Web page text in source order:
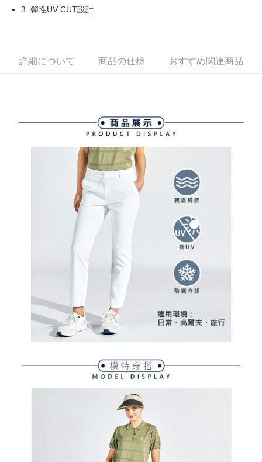
説明
的に OP Pay Later の取引プロセスに移行し、携帯番号を確認後、分割払
発生した場合は、システムの評価基準に達していないことを意味し、評価
内容についての説明はいたしかねます。
1. 分割払いの金額は電信請求書に統合されず、「OP Pay Later」は毎月の
締め日後に支払いリマインダーのSMSを送信します。
2. SMSのリンクを通じて請求書を開いた後、「コンビニバーコード／台湾
大直営店舗／銀行振込／街口支払い／iPASS MONEY」などのチャネルで
支払いを選択できます。
1. 本サービスは「台湾大哥大株式会社」（以下「当社」といいます）によ
って提供され、ユーザーが取引時に本サービスを通じて商品やサービスを
購入できるようにし、店舗が売買／分割払い売買の債権を当社に譲渡した
後、契約に基づいて当社の請求書で帳款を支払うことになります。
2. 「OP Pay Later」を利用する契約関係の目的から、店舗はあなたの個人
情報（名前、電話または住所を含む）を台湾大哥大に提供し、収集、処理
および利用するために、当社があなた本人と分割請求書に必要な情報の確
認、照合および修正を行います。
3. 完全なユーザーサービス規約については、以下のリンクを参照してくだ
一、 AFTEE代金後払いについて
1.お支払い方法でAFTEE代金後払いを選択すると、携帯電話認証ウィンド
4.ご注文が完了すると、携帯に支払い通知のSMSが届きます。アプリ会員
の場合は、AFTEE アプリプッシュ通知が届きます。
はアプリの通知に従って、4大コンビニ、またはATM/オンラインバンキン
グでお支払いください。
代金納付期限は最短で 14 日以内ですので、ご注意ください。AFTEE アプ
リをダウンロードして AFTEE 会員になるとお支払い期限を最長 45 日以内
まで延長できます。
お支払期限は、ショップが請求した期日と、AFTEEで延長できる日数をも
とに計算されます。AFTEEで注文すると、商品を受け取るまで支払い期限
を延長できますが、商品を期限内に受け取れない場合があります（例：予
約商品や商品到着日が比較的遅い商品）。そのため、商品到着の有無に関
わらず、AFTEEで指定された期限内にお支払いください。
1.初回 AFTEEを ご利用の際に、認証結果及び当社の審査の結果に基づ
き、限度額が設定されます。
2.決済金額は最低NT$20です。
3.現在、台湾の会員のみご利用いただけます。
ロテクションズ（以下 AFTEE という）が提供し、AFTEEが代金を徴収し
ます。当サービスご利用の際に提供しなければならない個人情報（注文者
の氏名、電話番号、受取人の氏名、電話番号、受取人住所を含むがこれに
限らない）は、AFTEEに渡され当サービスで必要な範囲内で利用されま
す。AFTEEの個人情報の収集、処理、利用について、詳細はAFTEE公式ホ
ームページの『個人情報の収集、処理及び利用に関する声明』をご参照く
https://aftee.tw/privacypolicy/）。
AFTEEの初回ご利用の際に、審査を通過すれば、最高額がNT$10,000にな
ります。支払い期限を過ぎた場合、その金額に基づいて年利20%の遅延滞
ATM払い
送料無料
付款後全家取貨
付款後7-11取貨
送料無料
送料無料
3. 彈性UV CUT設計
詳細について 商品の仕様 おすすめ関連商品